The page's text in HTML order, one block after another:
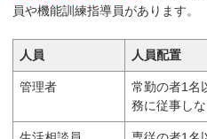
員や機能訓練指導員があります。
人員 人員配置
管理者
常勤の者1名
務に従事しな